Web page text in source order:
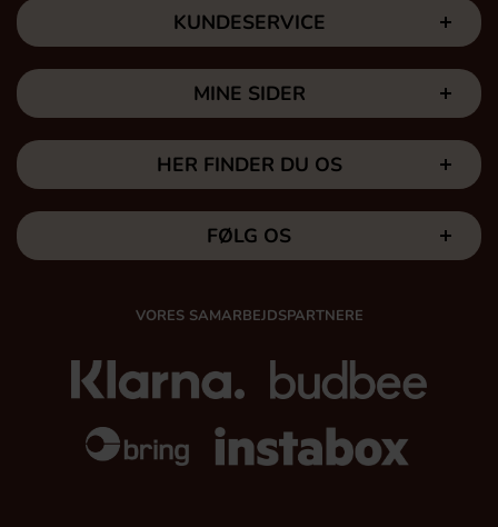
KUNDESERVICE
MINE SIDER
HER FINDER DU OS
FØLG OS
VORES SAMARBEJDSPARTNERE